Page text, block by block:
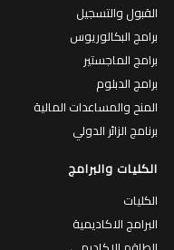
القبول والتسجيل
برامج البكالوريوس
برامج الماجستير
برامج الدبلوم
المنح والمساعدات المالية
برنامج الزائر الدولي
الكليات والبرامج
الكليات
البرامج الاكاديمية